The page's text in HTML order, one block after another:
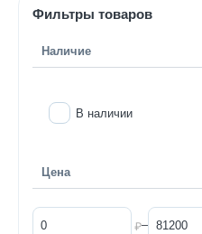
Фильтры товаров
Наличие
В наличии
Цена
₽–